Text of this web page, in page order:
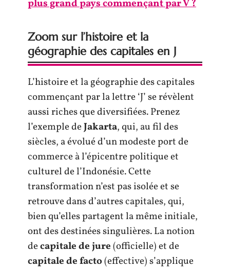
plus grand pays commençant par V ?
Zoom sur l’histoire et la
géographie des capitales en J
L’histoire et la géographie des capitales
commençant par la lettre ‘J’ se révèlent
aussi riches que diversifiées. Prenez
l’exemple deJakarta, qui, au fil des
siècles, a évolué d’un modeste port de
commerce à l’épicentre politique et
culturel de l’Indonésie. Cette
transformation n’est pas isolée et se
retrouve dans d’autres capitales, qui,
bien qu’elles partagent la même initiale,
ont des destinées singulières. La notion
decapitale de jure(officielle) et de
capitale de facto(effective) s’applique